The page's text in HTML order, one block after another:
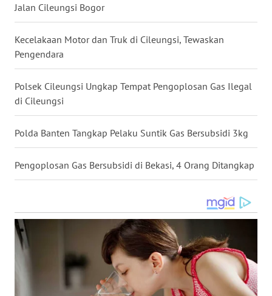
Jalan Cileungsi Bogor
Kecelakaan Motor dan Truk di Cileungsi, Tewaskan
Pengendara
Polsek Cileungsi Ungkap Tempat Pengoplosan Gas Ilegal
di Cileungsi
Polda Banten Tangkap Pelaku Suntik Gas Bersubsidi 3kg
Pengoplosan Gas Bersubsidi di Bekasi, 4 Orang Ditangkap
WN
MALUKU
WN
MALUT
WN
DAIRI
DANAU
WN
NIAS